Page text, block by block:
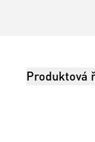
Produktová